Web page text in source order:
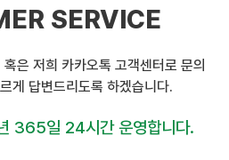
SERVICE
은 저희 카카오톡 고객센터로 문의
게 답변드리도록 하겠습니다.
365일 24시간 운영합니다.